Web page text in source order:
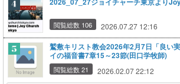
2026_07_27ジョイチャーチ東京より
閲覧総数 106 2026.07.27 12:16
鷲敷キリスト教会2026年2月7日「良い
イの福音書7章15～23節(田口学牧師)
閲覧総数 21 2026.02.07 22:12